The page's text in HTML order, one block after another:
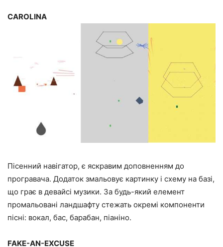
CAROLINA
Пісенний навігатор, є яскравим доповненням до
програвача. Додаток змальовує картинку і схему на базі,
що грає в девайсі музики. За будь-який елемент
промальовані ландшафту стежать окремі компоненти
пісні: вокал, бас, барабан, піаніно.
FAKE-AN-EXCUSE